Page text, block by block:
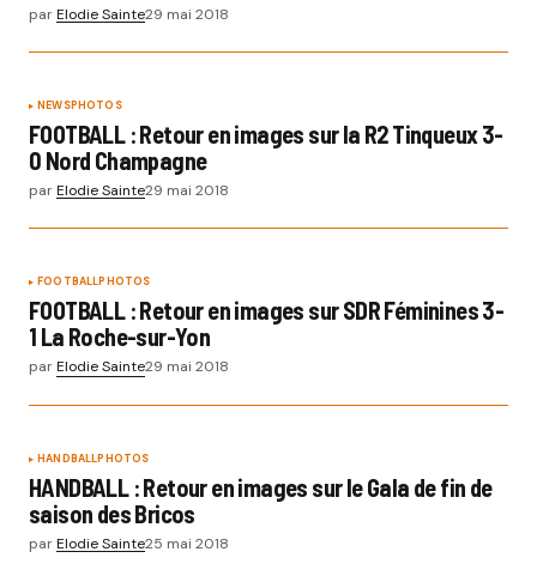
parElodie Sainte29 mai 2018
NEWSPHOTOS
FOOTBALL : Retour en images sur la R2 Tinqueux 3-
0 Nord Champagne
parElodie Sainte29 mai 2018
FOOTBALLPHOTOS
FOOTBALL : Retour en images sur SDR Féminines 3-
1 La Roche-sur-Yon
parElodie Sainte29 mai 2018
HANDBALLPHOTOS
HANDBALL : Retour en images sur le Gala de fin de
saison des Bricos
parElodie Sainte25 mai 2018